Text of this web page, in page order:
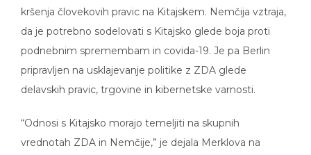
kršenja človekovih pravic na Kitajskem. Nemčija vztraja,
da je potrebno sodelovati s Kitajsko glede boja proti
podnebnim spremembam in covida-19. Je pa Berlin
pripravljen na usklajevanje politike z ZDA glede
delavskih pravic, trgovine in kibernetske varnosti.
“Odnosi s Kitajsko morajo temeljiti na skupnih
vrednotah ZDA in Nemčije,” je dejala Merklova na